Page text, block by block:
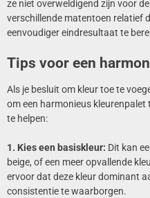
ze niet overweldigend zijn voor
verschillende matentoen relatief
eenvoudiger eindresultaat te
Tips voor een
Als je besluit om kleur toe te
om een harmonieus kleurenpalet
te helpen:
1. Kies een basiskleur: Dit kan
beige, of een meer opvallende
ervoor dat deze kleur dominant
consistentie te waarborgen.